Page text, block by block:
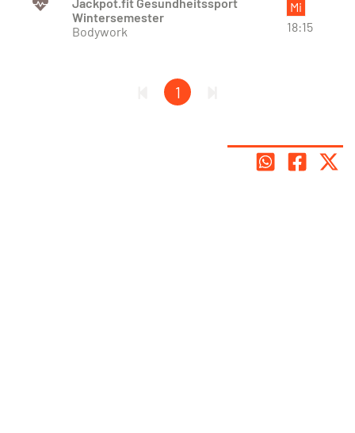
Jackpot.fit Gesundheitssport
Wintersemester
Bodywork
Mi
18:15
1